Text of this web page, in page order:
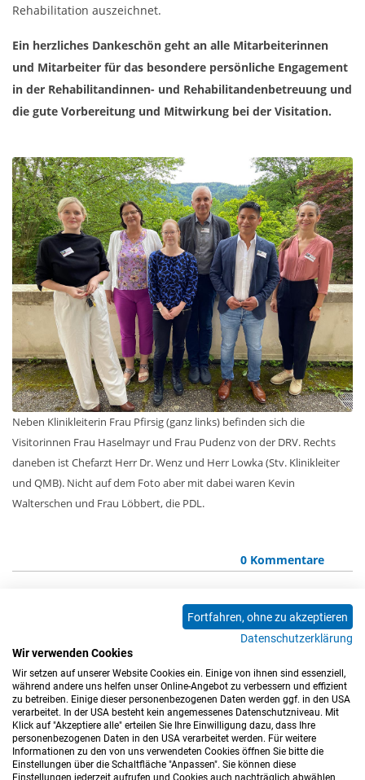
Rehabilitation auszeichnet.
Ein herzliches Dankeschön geht an alle Mitarbeiterinnen
und Mitarbeiter für das besondere persönliche Engagement
in der Rehabilitandinnen- und Rehabilitandenbetreuung und
die gute Vorbereitung und Mitwirkung bei der Visitation.
Neben Klinikleiterin Frau Pfirsig (ganz links) befinden sich die
Visitorinnen Frau Haselmayr und Frau Pudenz von der DRV. Rechts
daneben ist Chefarzt Herr Dr. Wenz und Herr Lowka (Stv. Klinikleiter
und QMB). Nicht auf dem Foto aber mit dabei waren Kevin
Walterschen und Frau Löbbert, die PDL.
0 Kommentare
5 6 7 8
9
10
11 12 13
19
20 21 22 > >>
Fortfahren, ohne zu akzeptieren
Datenschutzerklärung
Wir verwenden Cookies
Wir setzen auf unserer Website Cookies ein. Einige von ihnen sind essenziell,
während andere uns helfen unser Online-Angebot zu verbessern und effizient
zu betreiben. Einige dieser personenbezogenen Daten werden ggf. in den USA
verarbeitet. In der USA besteht kein angemessenes Datenschutzniveau. Mit
Klick auf "Akzeptiere alle" erteilen Sie Ihre Einwilligung dazu, dass Ihre
personenbezogenen Daten in den USA verarbeitet werden. Für weitere
Informationen zu den von uns verwendeten Cookies öffnen Sie bitte die
Einstellungen über die Schaltfläche "Anpassen". Sie können diese
Einstellungen jederzeit aufrufen und Cookies auch nachträglich abwählen